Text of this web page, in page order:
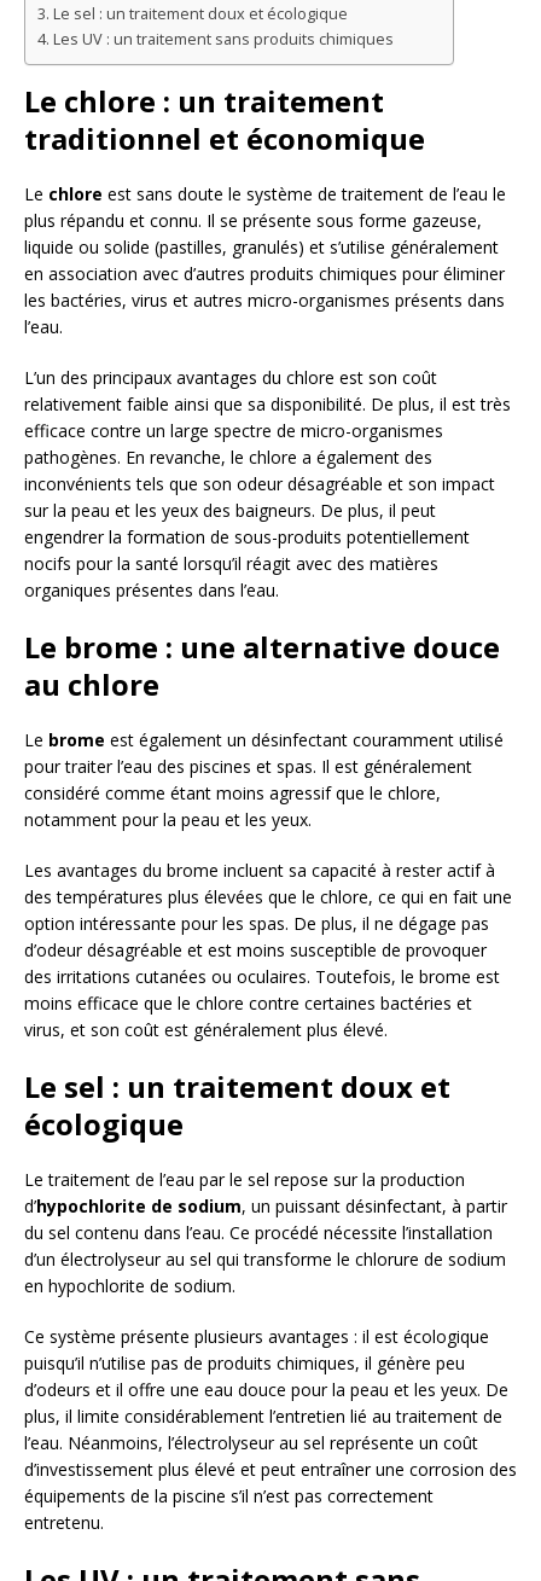
Le sel : un traitement doux et écologique
Les UV : un traitement sans produits chimiques
Le chlore : un traitement
traditionnel et économique
Le chlore est sans doute le système de traitement de l’eau le
plus répandu et connu. Il se présente sous forme gazeuse,
liquide ou solide (pastilles, granulés) et s’utilise généralement
en association avec d’autres produits chimiques pour éliminer
les bactéries, virus et autres micro-organismes présents dans
l’eau.
L’un des principaux avantages du chlore est son coût
relativement faible ainsi que sa disponibilité. De plus, il est très
efficace contre un large spectre de micro-organismes
pathogènes. En revanche, le chlore a également des
inconvénients tels que son odeur désagréable et son impact
sur la peau et les yeux des baigneurs. De plus, il peut
engendrer la formation de sous-produits potentiellement
nocifs pour la santé lorsqu’il réagit avec des matières
organiques présentes dans l’eau.
Le brome : une alternative douce
au chlore
Le brome est également un désinfectant couramment utilisé
pour traiter l’eau des piscines et spas. Il est généralement
considéré comme étant moins agressif que le chlore,
notamment pour la peau et les yeux.
Les avantages du brome incluent sa capacité à rester actif à
des températures plus élevées que le chlore, ce qui en fait une
option intéressante pour les spas. De plus, il ne dégage pas
d’odeur désagréable et est moins susceptible de provoquer
des irritations cutanées ou oculaires. Toutefois, le brome est
moins efficace que le chlore contre certaines bactéries et
virus, et son coût est généralement plus élevé.
Le sel : un traitement doux et
écologique
Le traitement de l’eau par le sel repose sur la production
d’hypochlorite de sodium, un puissant désinfectant, à partir
du sel contenu dans l’eau. Ce procédé nécessite l’installation
d’un électrolyseur au sel qui transforme le chlorure de sodium
en hypochlorite de sodium.
Ce système présente plusieurs avantages : il est écologique
puisqu’il n’utilise pas de produits chimiques, il génère peu
d’odeurs et il offre une eau douce pour la peau et les yeux. De
plus, il limite considérablement l’entretien lié au traitement de
l’eau. Néanmoins, l’électrolyseur au sel représente un coût
d’investissement plus élevé et peut entraîner une corrosion des
équipements de la piscine s’il n’est pas correctement
entretenu.